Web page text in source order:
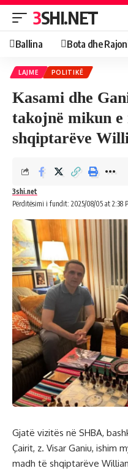
3SHI.NET
Ballina Bota dhe
LAJME POLITIKË
Kasami dhe
takojnë mikun e
shqiptarëve
Përditësimi i fundit: 2025/08/05 at 2:38
3shi.net
Gjatë vizitës në SHBA,
Çairit, z. Visar Ganiu, ishim
madh të shqiptarëve